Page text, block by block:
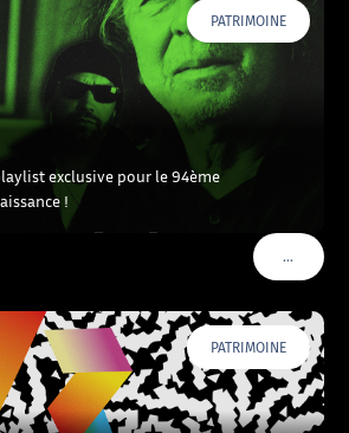
PATRIMOINE
exclusive pour le 94ème
!
…VOIR
PATRIMOINE